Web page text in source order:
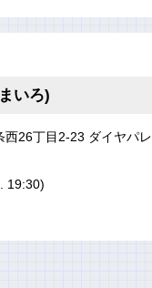
いろ)
西26丁目2-23 ダイヤパレ
19:30)